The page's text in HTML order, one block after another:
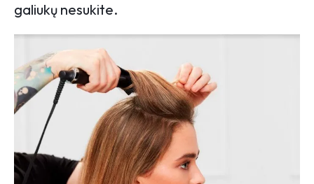
galiukų nesukite.